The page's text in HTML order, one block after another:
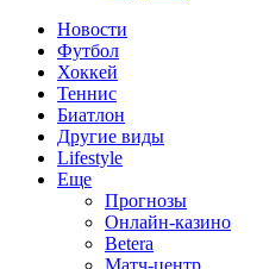
Новости
Футбол
Хоккей
Теннис
Биатлон
Другие виды
Lifestyle
Еще
Прогнозы
Онлайн-казино
Betera
Матч-центр